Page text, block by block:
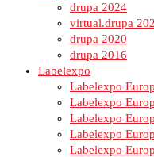
drupa 2024
virtual.drupa
drupa 2020
drupa 2016
Labelexpo
Labelexpo
Labelexpo
Labelexpo
Labelexpo
Labelexpo